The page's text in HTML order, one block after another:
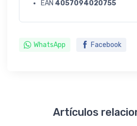
EAN 4057094020755
WhatsApp Facebook
Artículos